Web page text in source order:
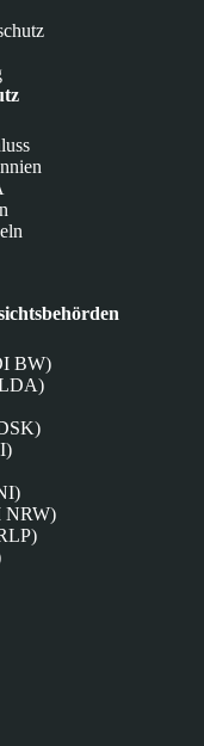
BW)
NRW)